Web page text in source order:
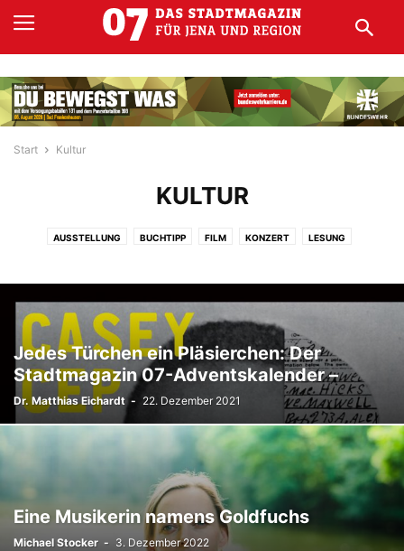
Start Kultur
KULTUR
AUSSTELLUNG BUCHTIPP FILM KONZERT LESUNG
Jedes Türchen ein Pläsierchen: Der
Stadtmagazin 07-Adventskalender –
Dr. Matthias Eichardt - 22. Dezember 2021
Eine Musikerin namens Goldfuchs
Michael Stocker - 3. Dezember 2022